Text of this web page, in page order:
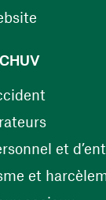
(ouvre
et
et